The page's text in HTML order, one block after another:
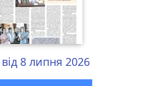
8 липня 2026